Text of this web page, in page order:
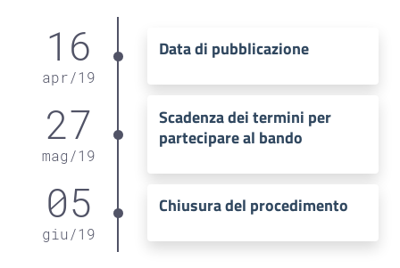
16
apr/19
Data di pubblicazione
27
mag /19
Scadenza dei termini per
partecipare al bando
05
giu /19
Chiusura del procedimento